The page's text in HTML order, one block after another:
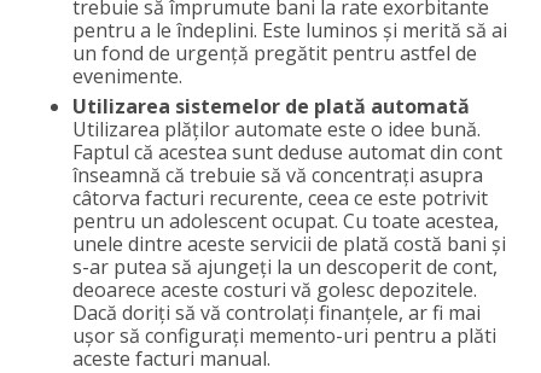
trebuie să împrumute bani la rate exorbitante
pentru a le îndeplini. Este luminos și merită să ai
un fond de urgență pregătit pentru astfel de
evenimente.
Utilizarea sistemelor de plată automată
Utilizarea plăților automate este o idee bună.
Faptul că acestea sunt deduse automat din cont
înseamnă că trebuie să vă concentrați asupra
câtorva facturi recurente, ceea ce este potrivit
pentru un adolescent ocupat. Cu toate acestea,
unele dintre aceste servicii de plată costă bani și
s-ar putea să ajungeți la un descoperit de cont,
deoarece aceste costuri vă golesc depozitele.
Dacă doriți să vă controlați finanțele, ar fi mai
ușor să configurați memento-uri pentru a plăti
aceste facturi manual.